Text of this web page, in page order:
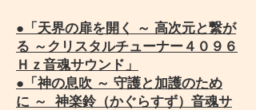
● 「天界の扉を開く ～ 高次元と繋が
る ～クリスタルチューナー４０９６
Ｈｚ音魂サウンド」
● 「神の息吹 ～ 守護と加護のため
に ～ 神楽鈴（かぐらすず）音魂サ